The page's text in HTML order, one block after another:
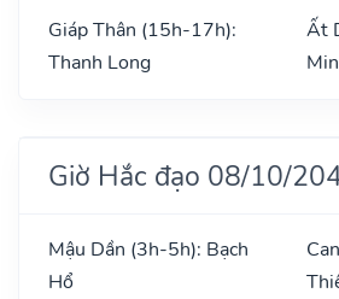
Giáp Thân (15h-17h):
Thanh Long
Ất
Giờ Hắc đạo 08/10/
Mậu Dần (3h-5h): Bạch
Hổ